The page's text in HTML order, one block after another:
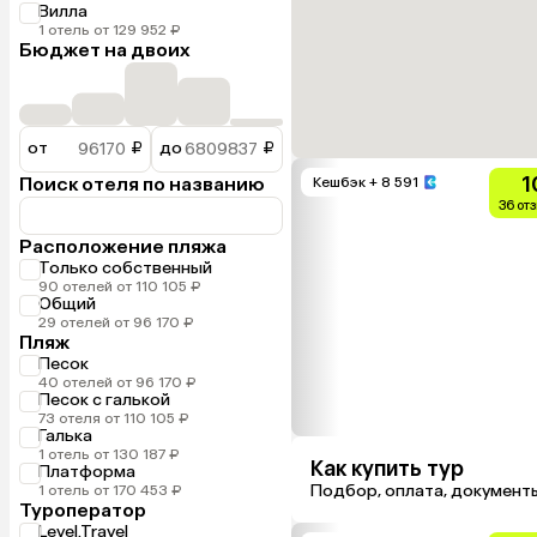
Вилла
1 отель от 129 952 ₽
Бюджет на двоих
от ₽ до ₽
Поиск отеля по названию
Расположение пляжа
Только собственный
90 отелей от 110 105 ₽
Общий
29 отелей от 96 170 ₽
Пляж
Песок
40 отелей от 96 170 ₽
Песок с галькой
73 отеля от 110 105 ₽
Галька
1 отель от 130 187 ₽
Платформа
1 отель от 170 453 ₽
Туроператор
Level.Travel
Кешбэк + 8 591
36
Как купить тур
Подбор, оплата,